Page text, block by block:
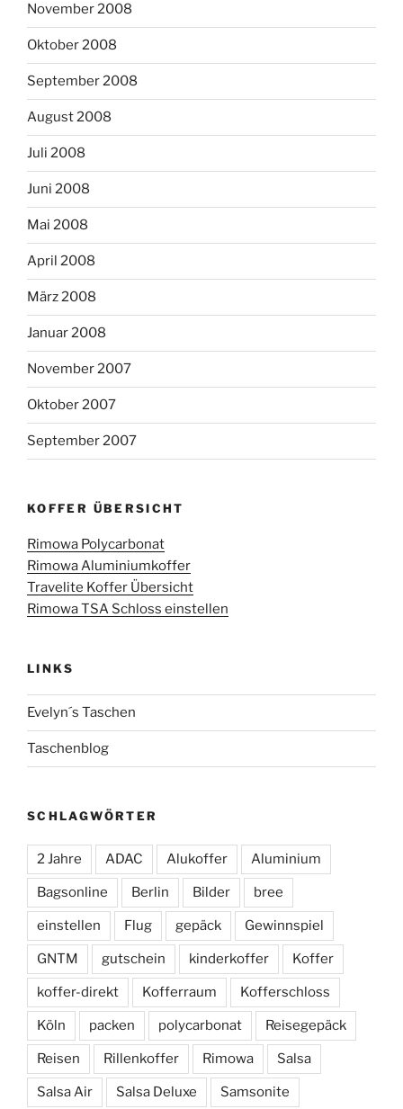
November 2008
Oktober 2008
September 2008
August 2008
Juli 2008
Juni 2008
Mai 2008
April 2008
März 2008
Januar 2008
November 2007
Oktober 2007
September 2007
KOFFER ÜBERSICHT
Rimowa Polycarbonat
Rimowa Aluminiumkoffer
Travelite Koffer Übersicht
Rimowa TSA Schloss einstellen
LINKS
Evelyn´s Taschen
Taschenblog
SCHLAGWÖRTER
2 Jahre ADAC Alukoffer Aluminium
Bagsonline Berlin Bilder bree
einstellen Flug gepäck Gewinnspiel
GNTM gutschein kinderkoffer Koffer
koffer-direkt Kofferraum Kofferschloss
Köln packen polycarbonat Reisegepäck
Reisen Rillenkoffer Rimowa Salsa
Salsa Air Salsa Deluxe Samsonite